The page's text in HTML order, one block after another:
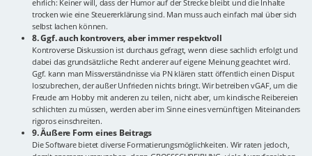
ehrlich: Keiner will, dass der Humor auf der Strecke bleibt und die Inhalte
trocken wie eine Steuererklärung sind. Man muss auch einfach mal über sich
selbst lachen können.
8. Ggf. auch kontrovers, aber immer respektvoll
Kontroverse Diskussion ist durchaus gefragt, wenn diese sachlich erfolgt und
dabei das grundsätzliche Recht anderer auf eigene Meinung geachtet wird.
Ggf. kann man Missverständnisse via PN klären statt öffentlich einen Disput
loszubrechen, der außer Unfrieden nichts bringt. Wir betreiben vGAF, um die
Freude am Hobby mit anderen zu teilen, nicht aber, um kindische Reibereien
schlichten zu müssen, werden aber im Sinne eines vernünftigen Miteinanders
rigoros einschreiten.
9. Äußere Form eines Beitrags
Die Software bietet diverse Formatierungsmöglichkeiten. Wir raten jedoch,